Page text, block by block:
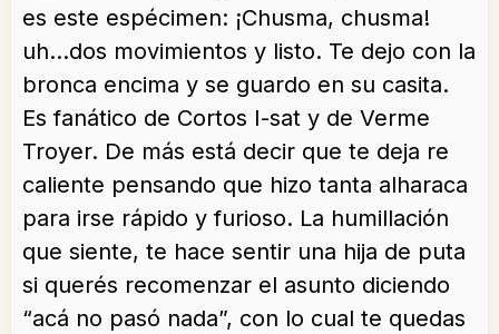
es este espécimen: ¡Chusma, chusma!
uh…dos movimientos y listo. Te dejo con la
bronca encima y se guardo en su casita.
Es fanático de Cortos I-sat y de Verme
Troyer. De más está decir que te deja re
caliente pensando que hizo tanta alharaca
para irse rápido y furioso. La humillación
que siente, te hace sentir una hija de puta
si querés recomenzar el asunto diciendo
“acá no pasó nada”, con lo cual te quedas